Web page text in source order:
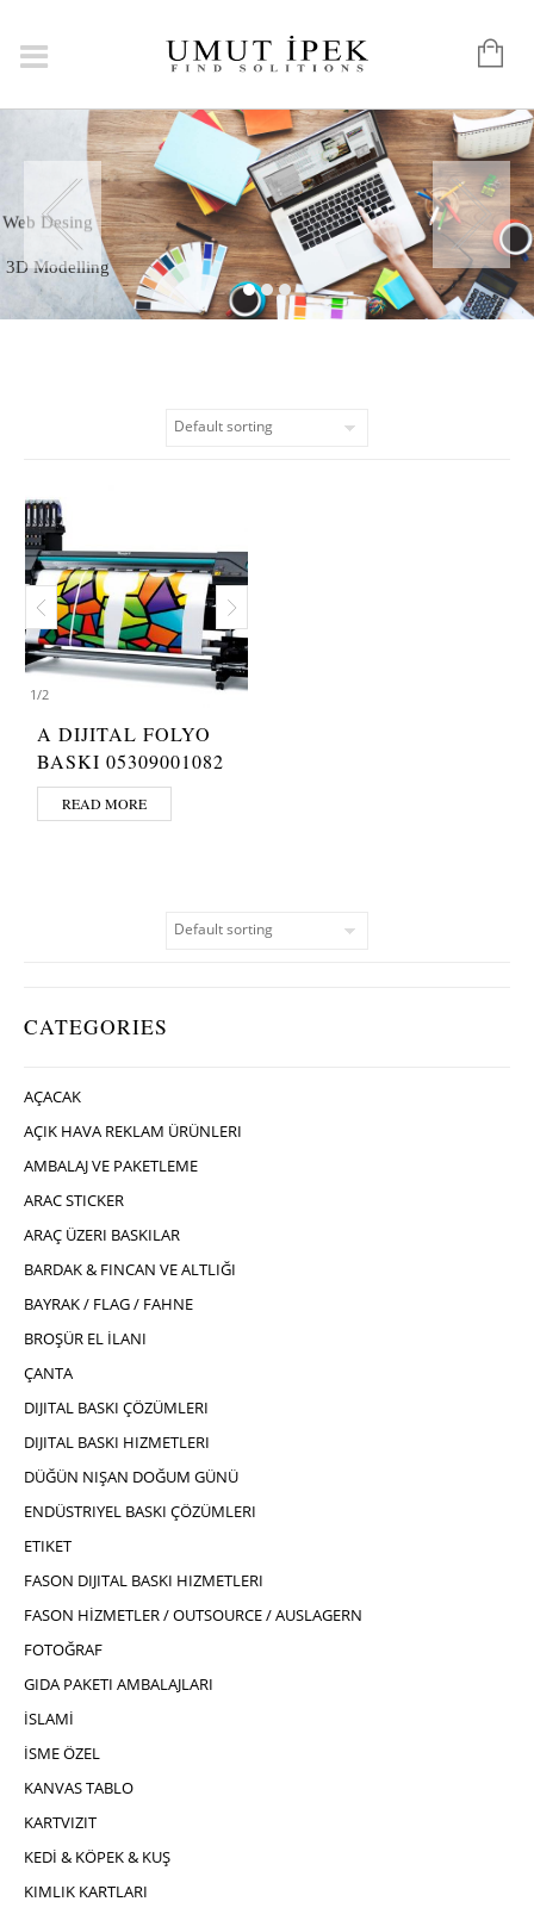
3D Modelling
Web Desing
CATEGORIES
AÇACAK
AÇIK HAVA REKLAM ÜRÜNLERI
AMBALAJ VE PAKETLEME
ARAC STICKER
ARAÇ ÜZERI BASKILAR
BARDAK & FINCAN VE ALTLIĞI
BAYRAK / FLAG / FAHNE
BROŞÜR EL İLANI
ÇANTA
DIJITAL BASKI ÇÖZÜMLERI
DIJITAL BASKI HIZMETLERI
DÜĞÜN NIŞAN DOĞUM GÜNÜ
ENDÜSTRIYEL BASKI ÇÖZÜMLERI
ETIKET
FASON DIJITAL BASKI HIZMETLERI
FASON HİZMETLER / OUTSOURCE / AUSLAGERN
FOTOĞRAF
GIDA PAKETI AMBALAJLARI
İSLAMİ
İSME ÖZEL
KANVAS TABLO
KARTVIZIT
KEDİ & KÖPEK & KUŞ
KIMLIK KARTLARI
1/2
A DIJITAL FOLYO
BASKI 05309001082
READ MORE